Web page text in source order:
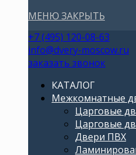
МЕНЮ ЗАКРЫТЬ
+7 (495) 120-08-63
info@dvery-moscow.ru
заказать звонок
КАТАЛОГ
Межкомнатные
Царговые
Царговые
Двери ПВХ